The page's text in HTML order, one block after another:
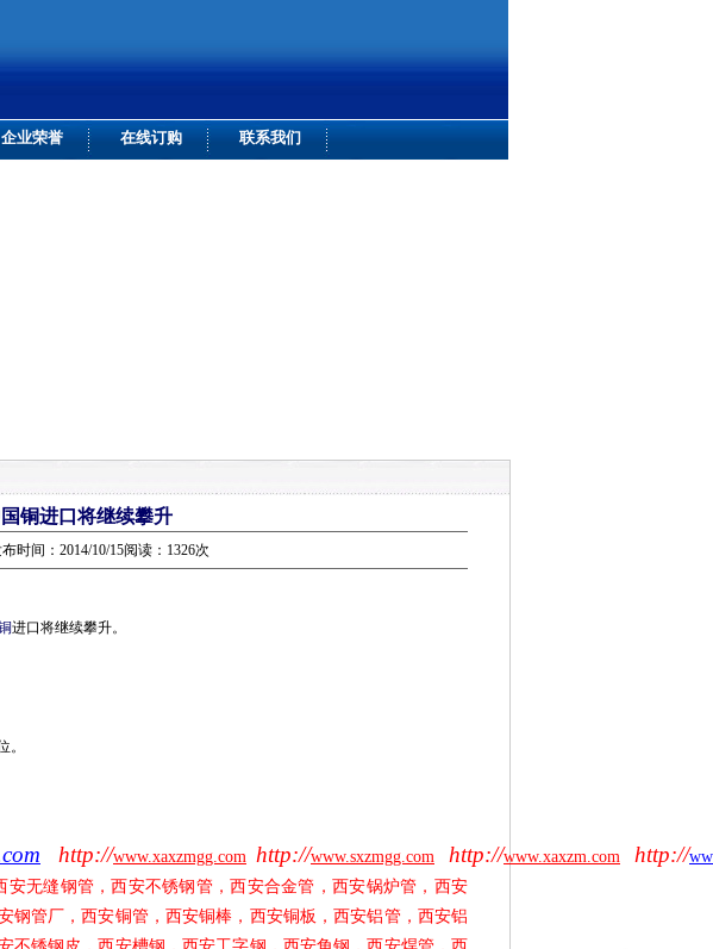
企业荣誉 在线订购 联系我们
铜进口将继续攀升
时间：2014/10/15阅读：1326次
进口将继续攀升。
。
http://www.xaxzmgg.com http://www.sxzmgg.com http://www.xaxzm.com http://
安无缝钢管，西安不锈钢管，西安合金管，西安锅炉管，西安
钢管厂，西安铜管，西安铜棒，西安铜板，西安铝管，西安铝